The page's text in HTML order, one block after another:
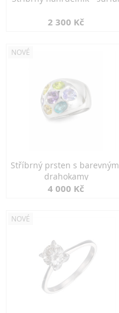
2 300 Kč
NOVÉ
Stříbrný prsten s
drahokamy
4 000 Kč
NOVÉ